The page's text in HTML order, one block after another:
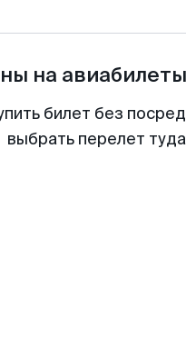
на авиабилеты
билет без
выбрать перелет